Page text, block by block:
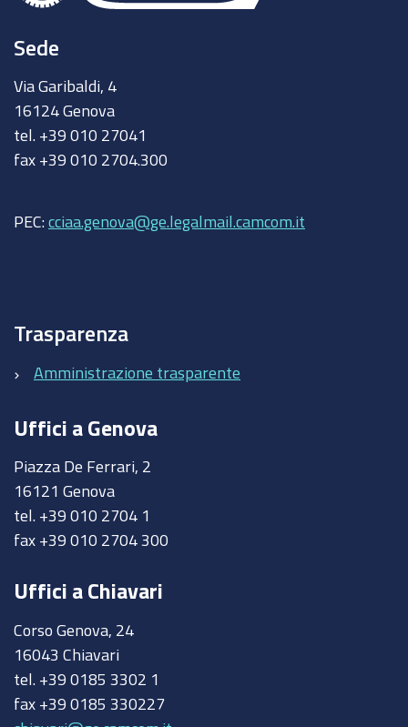
Sede
Via Garibaldi, 4
16124 Genova
tel. +39 010 27041
fax +39 010 2704.300
PEC: cciaa.genova@ge.legalmail.camcom.it
Trasparenza
Amministrazione trasparente
Uffici a Genova
Piazza De Ferrari, 2
16121 Genova
tel. +39 010 2704 1
fax +39 010 2704 300
Uffici a Chiavari
Corso Genova, 24
16043 Chiavari
tel. +39 0185 3302 1
fax +39 0185 330227